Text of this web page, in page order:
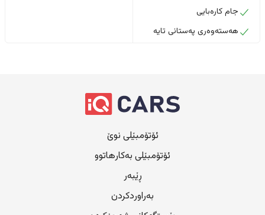
جام کارەبایی
هەستەوەری پەستانی تایە
ئۆتۆمبێلی نوێ
ئۆتۆمبێلی بەکارهاتوو
ڕێبەر
بەراوردکردن